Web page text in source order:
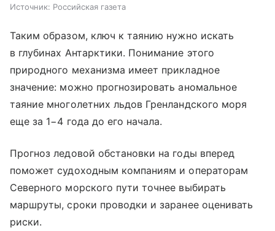
Источник: Российская газета
Таким образом, ключ к таянию нужно искать
в глубинах Антарктики. Понимание этого
природного механизма имеет прикладное
значение: можно прогнозировать аномальное
таяние многолетних льдов Гренландского моря
еще за 1−4 года до его начала.
Прогноз ледовой обстановки на годы вперед
поможет судоходным компаниям и операторам
Северного морского пути точнее выбирать
маршруты, сроки проводки и заранее оценивать
риски.